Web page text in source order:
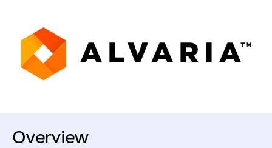
Overview